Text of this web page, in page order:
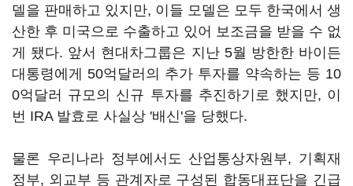
델을 판매하고 있지만, 이들 모델은 모두 한국에서 생
산한 후 미국으로 수출하고 있어 보조금을 받을 수 없
게 됐다. 앞서 현대차그룹은 지난 5월 방한한 바이든
대통령에게 50억달러의 추가 투자를 약속하는 등 10
0억달러 규모의 신규 투자를 추진하기로 했지만, 이
번 IRA 발효로 사실상 '배신'을 당했다.
물론 우리나라 정부에서도 산업통상자원부, 기획재
정부, 외교부 등 관계자로 구성된 합동대표단을 긴급